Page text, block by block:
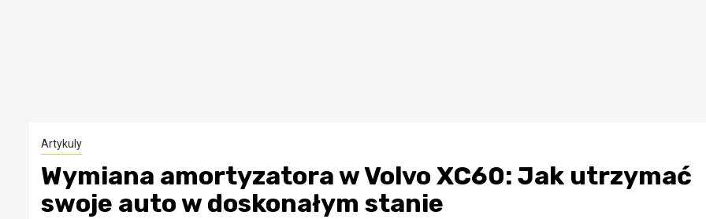
Artykuly
Wymiana amortyzatora w Volvo XC60: Jak utrzymać
swoje auto w doskonałym stanie